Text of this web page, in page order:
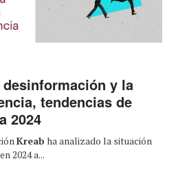
y la
tendencias de
2024
Kreab ha analizado la situación
2024 a...